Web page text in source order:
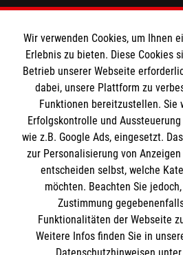
Angebote und Leistungen
Unsere Kurse
Mitarbeiten
Wir Malteser
Informationen
Kontakt
Pressestelle
Impressum
Datenschutz
Malteser online
Malteserorden
Malteser Jugend
Malteser International
Sharepoint
Spendenkonto
Wir verwenden Cookies, um Ihnen
Erlebnis zu bieten. Diese Cookies
Betrieb unserer Webseite
dabei, unsere Plattform zu
Funktionen bereitzustellen. Sie
Erfolgskontrolle und
wie z.B. Google Ads, eingesetzt.
zur Personalisierung von
entscheiden selbst, welche
möchten. Beachten Sie
Zustimmung
Funktionalitäten der Webseite
Weitere Infos finden Sie in